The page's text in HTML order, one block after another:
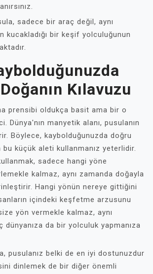
sadece bir araç değil, aynı
kucakladığı bir keşif yolculuğunun
Kılavuzu
prensibi oldukça basit ama bir o
Dünya'nın manyetik alanı, pusulanın
Böylece, kaybolduğunuzda doğru
küçük aleti kullanmanız yeterlidir.
sadece hangi yöne
kalmaz, aynı zamanda doğayla
Hangi yönün nereye gittiğini
içindeki keşfetme arzusunu
yön vermekle kalmaz, aynı
dünyanıza da bir yolculuk yapmanıza
pusulanız belki de en iyi dostunuzdur
dinlemek de bir diğer önemli